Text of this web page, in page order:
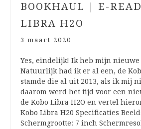
BOOKHAUL | E-
LIBRA H2O
3 maart 2020
Yes, eindelijk! Ik heb mijn nieuwe
Natuurlijk had ik er al een, de
stamde die al uit 2013, als ik mij
daarom werd het tijd voor een
de Kobo Libra H2O en vertel
Kobo Libra H20 Specificaties
Schermgrootte: 7 inch